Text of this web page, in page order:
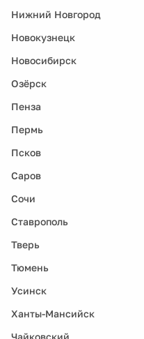
Нижний Новгород
Новокузнецк
Новосибирск
Озёрск
Пенза
Пермь
Псков
Саров
Сочи
Ставрополь
Тверь
Тюмень
Усинск
Ханты-Мансийск
Чайковский